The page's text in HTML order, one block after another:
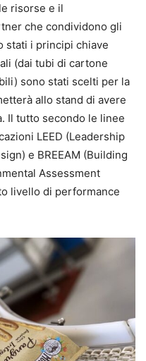
risorse e il
che condividono gli
stati i principi chiave
(dai tubi di cartone
sono stati scelti per la
allo stand di avere
Il tutto secondo le linee
LEED (Leadership
e BREEAM (Building
Assessment
livello di performance